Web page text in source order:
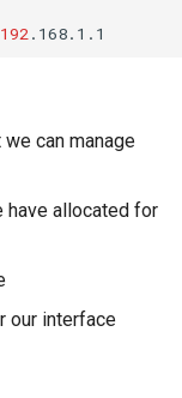
192
can manage
have allocated for
our interface